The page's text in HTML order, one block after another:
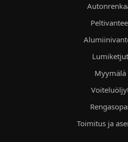
Lumiketjut
Myymälä
Toimitus ja